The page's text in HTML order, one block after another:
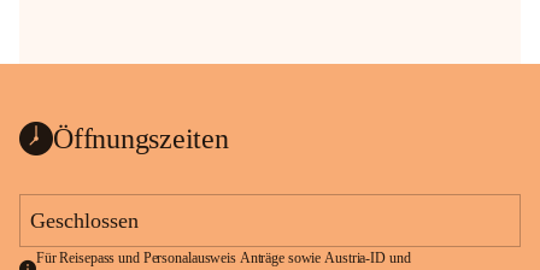
Öffnungszeiten
Geschlossen
Für Reisepass und Personalausweis Anträge sowie Austria-ID und